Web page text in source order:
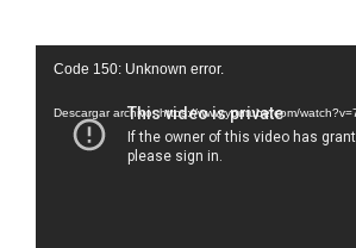
Reproductor
vídeo
Code 150: Unknown error.
Descargar archivo: https://www.youtube.com/